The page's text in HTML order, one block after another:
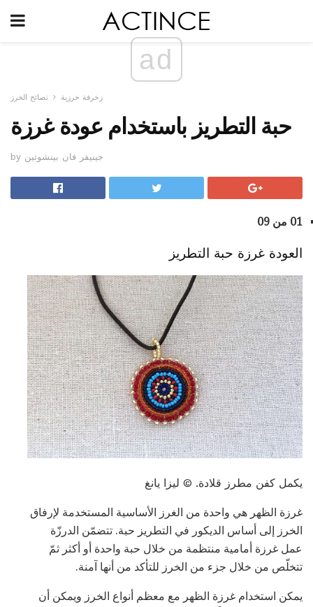
ad
زخرفة خرزية نصائح الخرز
حبة التطريز باستخدام عودة غرزة
by جينيفر فان بينشوتين
01 من 09
العودة غرزة حبة التطريز
يكمل كفن مطرز قلادة. © ليزا يانغ
غرزة الظهر هي واحدة من الغرز الأساسية المستخدمة لإرفاق
الخرز إلى أساس الديكور في التطريز حبة. تتضمّن الدرزّة
عمل غرزة أمامية منتظمة من خلال حبة واحدة أو أكثر ثمّ
تتخلّص من خلال جزء من الخرز للتأكد من أنها آمنة.
يمكن استخدام غرزة الظهر مع معظم أنواع الخرز ويمكن أن